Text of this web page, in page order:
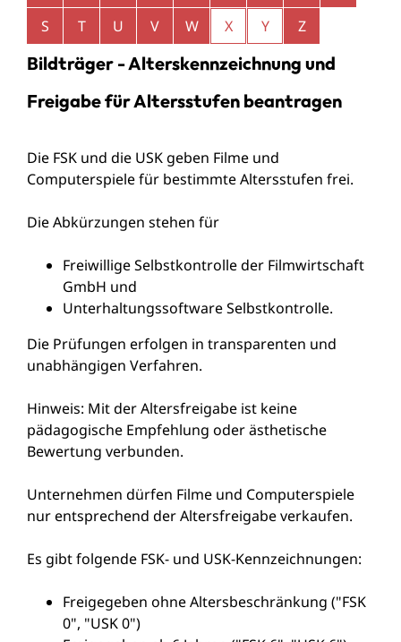
S
T U V W X Y Z
Bildträger - Alterskennzeichnung und
Freigabe für Altersstufen beantragen
Die FSK und die USK geben Filme und
Computerspiele für bestimmte Altersstufen frei.
Die Abkürzungen stehen für
Freiwillige Selbstkontrolle der Filmwirtschaft
GmbH und
Unterhaltungssoftware Selbstkontrolle.
Die Prüfungen erfolgen in transparenten und
unabhängigen Verfahren.
Hinweis: Mit der Altersfreigabe ist keine
pädagogische Empfehlung oder ästhetische
Bewertung verbunden.
Unternehmen dürfen Filme und Computerspiele
nur entsprechend der Altersfreigabe verkaufen.
Es gibt folgende FSK- und USK-Kennzeichnungen:
Freigegeben ohne Altersbeschränkung ("FSK
0", "USK 0")